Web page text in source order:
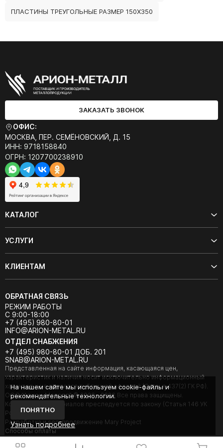
ПЛАСТИНЫ ТРЕУГОЛЬНЫЕ РАЗМЕР 150Х350
ЗАКАЗАТЬ ЗВОНОК
ОФИС:
МОСКВА, ПЕР. СЕМЁНОВСКИЙ, Д. 15
ИНН: 9718158840
ОГРН: 1207700238910
КАТАЛОГ
УСЛУГИ
КЛИЕНТАМ
ОБРАТНАЯ СВЯЗЬ
РЕЖИМ РАБОТЫ
С 9:00-18:00
+7 (495) 980-80-01
INFO@ARION-METAL.RU
ОТДЕЛ СНАБЖЕНИЯ
+7 (495) 980-80-01 ДОБ. 201
SNAB@ARION-METAL.RU
Представленная на сайте информация, касающаяся цен,
характеристик и наличия носит исключительно информационный
характер и не является публичной офертой (Статья 437(2) ГК РФ).
ООО "Арион-Металл" © 2020 - 2026 Все права защищены.
Копирование материалов преследуется по закону (Статья 146 УК
РФ).
Разработка и seo-продвижение Mary Project
Cпособы оплаты
На нашем сайте мы используем cookie-файлы и
рекомендательные технологии.
ПОНЯТНО
Узнать подробнее